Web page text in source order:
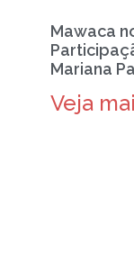
Mawaca
Mariana
Veja